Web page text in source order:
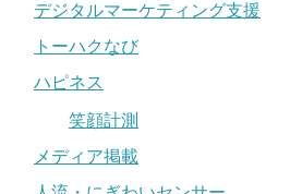
デジタルマーケティング支援
トーハクなび
ハピネス
笑顔計測
メディア掲載